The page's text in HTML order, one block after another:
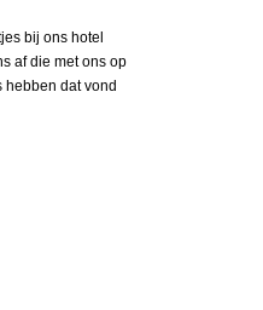
bij ons hotel
af die met ons op
hebben dat vond